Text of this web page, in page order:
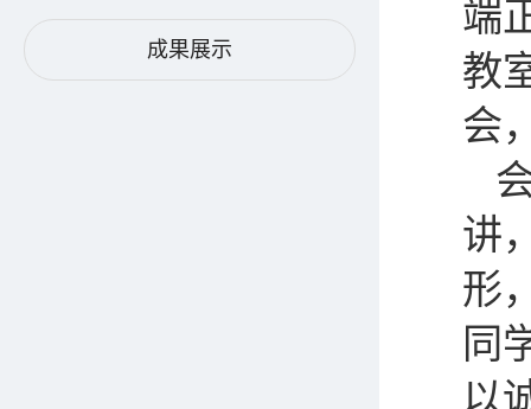
成果展示
端
教
会
讲
形
同
以